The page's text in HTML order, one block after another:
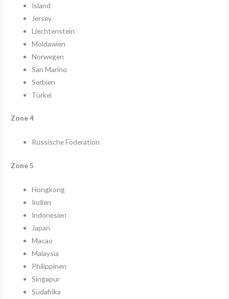
Island
Jersey
Liechtenstein
Moldawien
Norwegen
San Marino
Serbien
Türkei
Zone 4
Russische Föderation
Zone 5
Hongkong
Indien
Indonesien
Japan
Macao
Malaysia
Philippinen
Singapur
Südafrika